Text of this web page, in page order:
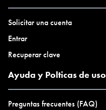
Solicitar una cuenta
Entrar
Recuperar clave
Ayuda y Polticas de uso
Preguntas frecuentes (FAQ)